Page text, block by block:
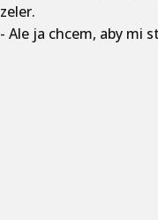
zeler.
- Ale ja chcem, aby mi